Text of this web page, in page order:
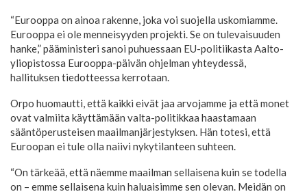
“Eurooppa on ainoa rakenne, joka voi suojella uskomiamme.
Eurooppa ei ole menneisyyden projekti. Se on tulevaisuuden
hanke,” pääministeri sanoi puhuessaan EU-politiikasta Aalto-
yliopistossa Eurooppa-päivän ohjelman yhteydessä,
hallituksen tiedotteessa kerrotaan.
Orpo huomautti, että kaikki eivät jaa arvojamme ja että monet
ovat valmiita käyttämään valta-politikkaa haastamaan
sääntöperusteisen maailmanjärjestyksen. Hän totesi, että
Euroopan ei tule olla naiivi nykytilanteen suhteen.
“On tärkeää, että näemme maailman sellaisena kuin se todella
on – emme sellaisena kuin haluaisimme sen olevan. Meidän on